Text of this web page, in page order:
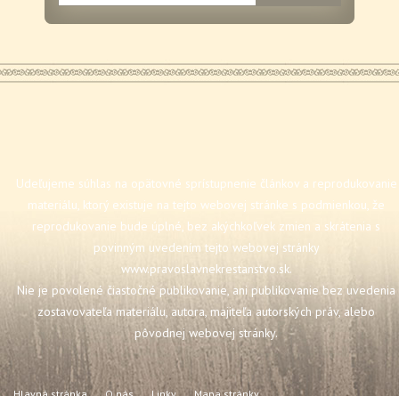
Udeľujeme súhlas na opätovné sprístupnenie článkov a reprodukovanie
materiálu, ktorý existuje na tejto webovej stránke s podmienkou, že
reprodukovanie bude úplné, bez akýchkoľvek zmien a skrátenia s
povinným uvedením tejto webovej stránky
www.pravoslavnekrestanstvo.sk.
Nie je povolené čiastočné publikovanie, ani publikovanie bez uvedenia
zostavovateľa materiálu, autora, majiteľa autorských práv, alebo
pôvodnej webovej stránky.